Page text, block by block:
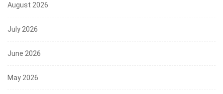
August 2026
July 2026
June 2026
May 2026